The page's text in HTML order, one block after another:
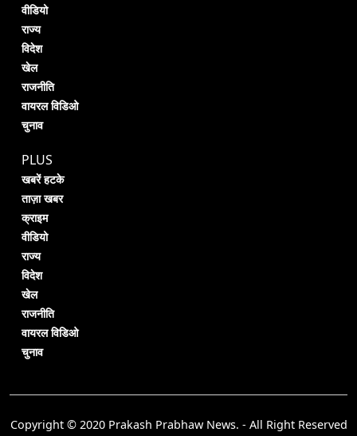
वीडियो
राज्य
विदेश
खेल
राजनीति
वायरल विडिओ
चुनाव
PLUS
खबरें हटके
ताज़ा खबर
क्राइम
वीडियो
राज्य
विदेश
खेल
राजनीति
वायरल विडिओ
चुनाव
Copyright © 2020 Prakash Prabhaw News. - All Right Reserved